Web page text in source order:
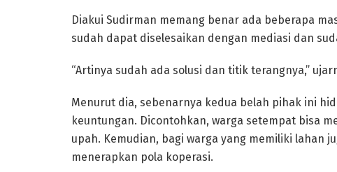
Diakui Sudirman memang benar ada beberapa
sudah dapat diselesaikan dengan mediasi dan
“Artinya sudah ada solusi dan titik terangnya,”
Menurut dia, sebenarnya kedua belah pihak ini
keuntungan. Dicontohkan, warga setempat bisa
upah. Kemudian, bagi warga yang memiliki lahan
menerapkan pola koperasi.